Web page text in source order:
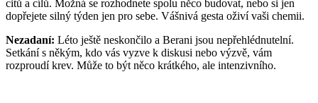
citů a cílů. Možná se rozhodnete spolu něco budovat, nebo si jen
dopřejete silný týden jen pro sebe. Vášnivá gesta oživí vaši chemii.
Nezadaní: Léto ještě neskončilo a Berani jsou nepřehlédnutelní.
Setkání s někým, kdo vás vyzve k diskusi nebo výzvě, vám
rozproudí krev. Může to být něco krátkého, ale intenzivního.